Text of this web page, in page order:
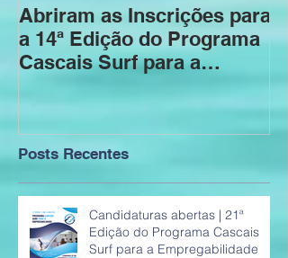
Abriram as Inscrições para
a 14ª Edição do Programa
Cascais Surf para a
Posts Recentes
Candidaturas abertas | 21ª
Edição do Programa Cascais
Surf para a Empregabilidade